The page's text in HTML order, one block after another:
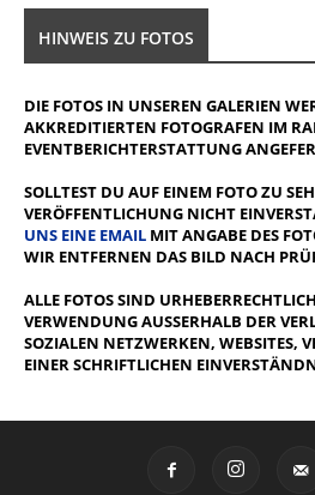
HINWEIS ZU FOTOS
DIE FOTOS IN UNSEREN GALERIEN
AKKREDITIERTEN FOTOGRAFEN IM
EVENTBERICHTERSTATTUNG
SOLLTEST DU AUF EINEM FOTO ZU
VERÖFFENTLICHUNG NICHT
UNS EINE EMAIL MIT ANGABE DES
WIR ENTFERNEN DAS BILD NACH
ALLE FOTOS SIND
VERWENDUNG AUSSERHALB DER
OZIALEN NETZWERKEN, WEBSITES,
INER SCHRIFTLICHEN